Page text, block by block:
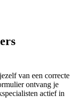
van een correcte
ontvang je
actief in